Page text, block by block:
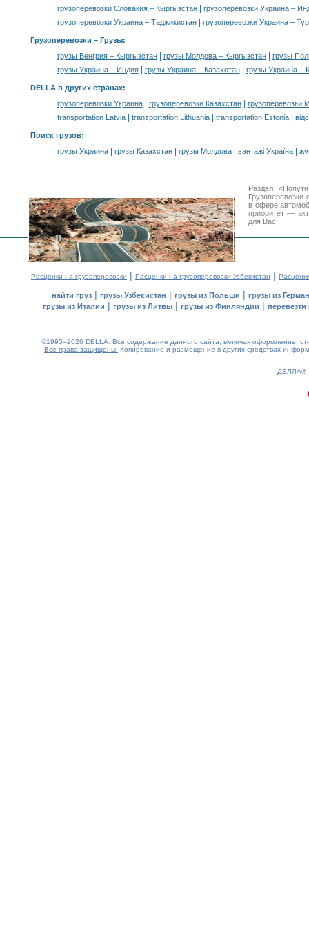
грузоперевозки Словакия – Кыргызстан|
грузоперевозки Украина –
грузоперевозки Украина – Таджикистан| грузоперевозки Украина –
Грузоперевозки – Грузы:
грузы Венгрия – Кыргызстан| грузы Молдова – Кыргызстан|
грузы
грузы Украина – Индия| грузы Украина – Казахстан| грузы Украина –
DELLA в других странах:
грузоперевозки Украина| грузоперевозки Казахстан|
грузоперевозки
transportation Latvia| transportation Lithuania| transportation Estonia|
Поиск грузов:
грузы Украина| грузы Казахстан| грузы Молдова| вантажі Україна|
Раздел
в сфере
приоритет —
для Вас!
Расценки на грузоперевозки | Расценки на грузоперевозки Узбекистан |
найти груз | грузы Узбекистан | грузы из Польши | грузы из
грузы из Италии | грузы из Литвы| грузы из Финляндии | перевезти
©1995–2026 DELLA. Все содержание данного сайта, включая оформление,
Все права защищены. Копирование и размещение в других средствах